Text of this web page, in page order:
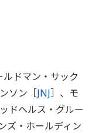
ルドマン・サック
ソン［JNJ］、モ
ドヘルス・グルー
ズ・ホールディン